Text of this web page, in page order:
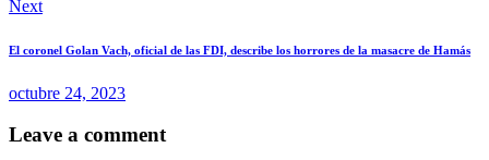
Next
El coronel Golan Vach, oficial de las FDI, describe los horrores de la masacre de Hamás
octubre 24, 2023
Leave a comment